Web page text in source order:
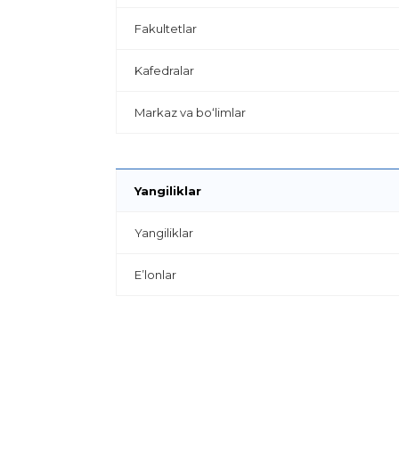
Fakultetlar
Kafedralar
Markaz va bo‘limlar
Yangiliklar
Yangiliklar
E’lonlar